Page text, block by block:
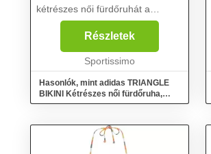
kétrészes női fürdőruhát a
strandtáskádba a törölköződdel
és a naptejjel együtt. A Badge of
Sport logó a háromszög alakú
fürdőruha felsőn és a szí...
Részletek
Sportissimo
Hasonlók, mint adidas TRIANGLE
BIKINI Kétrészes női fürdőruha,
sötétszürke, méret